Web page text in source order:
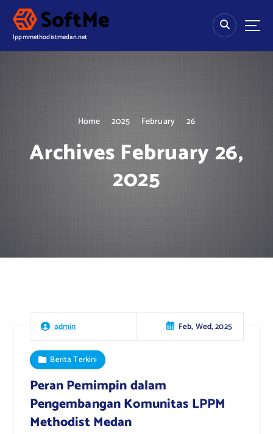
lppmmethodistmedan.net
Home 2025 February 26
Archives February 26,
2025
admin Feb, Wed, 2025
Berita Terkini
Peran Pemimpin dalam
Pengembangan Komunitas LPPM
Methodist Medan